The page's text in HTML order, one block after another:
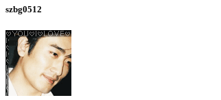
szbg0512